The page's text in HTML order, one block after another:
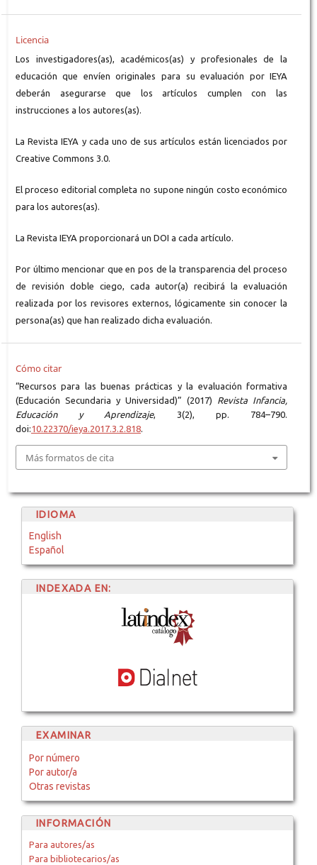
Licencia
Los investigadores(as), académicos(as) y profesionales de la
educación que envíen originales para su evaluación por IEYA
deberán asegurarse que los artículos cumplen con las
instrucciones a los autores(as).
La Revista IEYA y cada uno de sus artículos están licenciados por
Creative Commons 3.0.
El proceso editorial completa no supone ningún costo económico
para los autores(as).
La Revista IEYA proporcionará un DOI a cada artículo.
Por último mencionar que en pos de la transparencia del proceso
de revisión doble ciego, cada autor(a) recibirá la evaluación
realizada por los revisores externos, lógicamente sin conocer la
persona(as) que han realizado dicha evaluación.
Cómo citar
“Recursos para las buenas prácticas y la evaluación formativa
(Educación Secundaria y Universidad)” (2017) Revista Infancia,
Educación y Aprendizaje, 3(2), pp. 784–790.
doi:10.22370/ieya.2017.3.2.818.
Más formatos de cita
IDIOMA
English
Español
INDEXADA EN:
EXAMINAR
Por número
Por autor/a
Otras revistas
INFORMACIÓN
Para autores/as
Para bibliotecarios/as